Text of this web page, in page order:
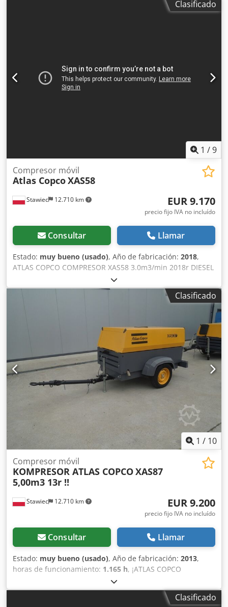
presión de trabajo: 7 bar; año de fabricación: 2015 motor:
Clasificado
1 /9
Stawiec 12.710 km
Compresor móvil
Atlas CopcoXAS58
EUR 9.170
precio fijo IVA no incluído
Consultar Llamar
Estado: muy bueno (usado), Año de fabricación: 2018,
ATLAS COPCO COMPRESOR XAS58 3.0m3/min 2018r DIESEL
compresor ATLAS COPCO XAS 58 máquina después del
servicio Datos técnicos: capacidad 3.00 m3/min; Crodjtyk
Svspfx Ak Esf presión de trabajo 7 Bar; año de fabricación
48585 zł A continuación se muestra un enlace a un vídeo
que muestra cómo funciona la máquina
Clasificado
1 / 10
Stawiec 12.710 km
Compresor móvil
KOMPRESOR ATLAS COPCOXAS87
5,00m3 13r !!
EUR 9.200
precio fijo IVA no incluído
Consultar Llamar
Estado: muy bueno (usado), Año de fabricación: 2013,
horas de funcionamiento: 1.165 h, ¡ATLAS COPCO
COMPRESOR XAS87 5,00m3 13r ! DIESEL compresor ATLAS
COPCO XAS87 máquina después del servicio Datos
técnicos: capacidad 5.00 m3/min; presión de trabajo 7 Bar;
Clasificado